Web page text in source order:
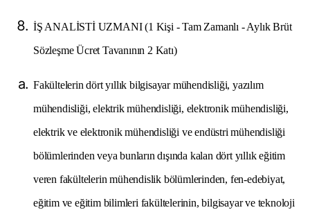
İŞ ANALİSTİ UZMANI (1 Kişi - Tam Zamanlı - Aylık Brüt
Sözleşme Ücret Tavanının 2 Katı)
Fakültelerin dört yıllık bilgisayar mühendisliği, yazılım
mühendisliği, elektrik mühendisliği, elektronik mühendisliği,
elektrik ve elektronik mühendisliği ve endüstri mühendisliği
bölümlerinden veya bunların dışında kalan dört yıllık eğitim
veren fakültelerin mühendislik bölümlerinden, fen-edebiyat,
eğitim ve eğitim bilimleri fakültelerinin, bilgisayar ve teknoloji